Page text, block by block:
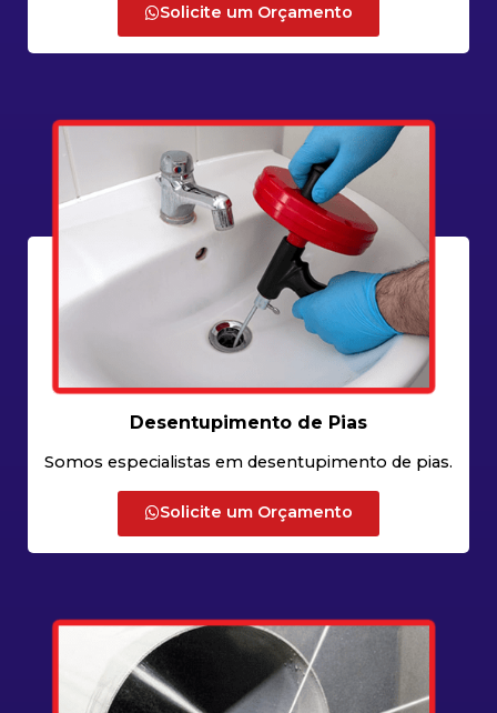
Solicite um Orçamento
Desentupimento de Pias
Somos especialistas em desentupimento de pias.
Solicite um Orçamento